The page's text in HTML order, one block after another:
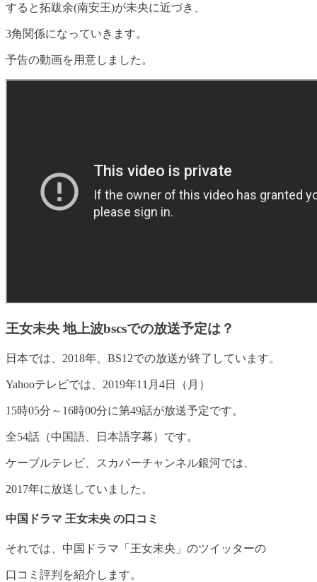
すると拓跋余(南安王)が未央に近づき、
3角関係になっていきます。
予告の動画を用意しました。
王女未央 地上波bscsでの放送予定は？
日本では、2018年、BS12での放送が終了しています。
Yahooテレビでは、2019年11月4日（月）
15時05分～16時00分に第49話が放送予定です。
全54話（中国語、日本語字幕）です。
ケーブルテレビ、スカパーチャンネル銀河では、
2017年に放送していました。
中国ドラマ 王女未央 の口コミ
それでは、中国ドラマ「王女未央」のツイッターの
口コミ評判を紹介します。